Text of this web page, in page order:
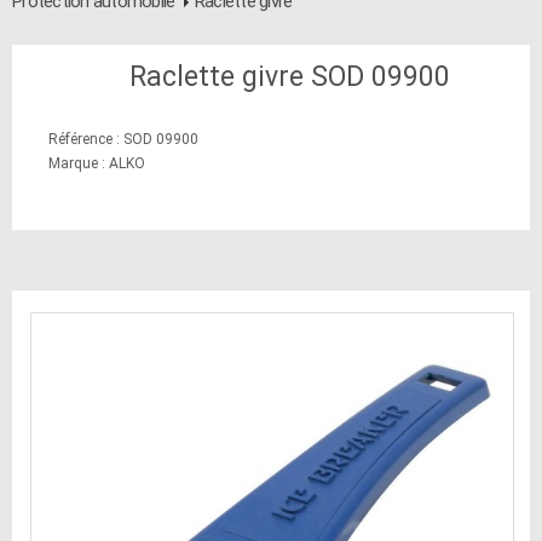
Raclette givre SOD 09900
Référence : SOD 09900
Marque : ALKO